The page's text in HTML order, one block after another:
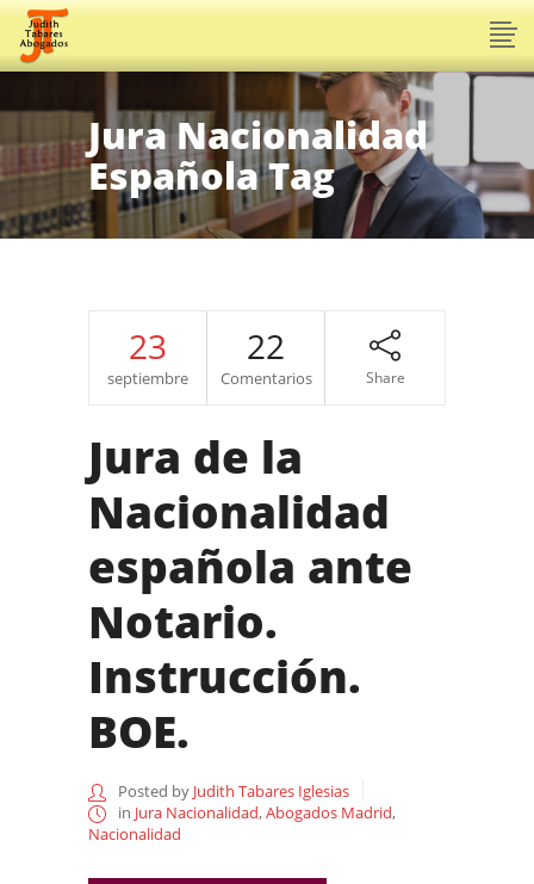
Jura Nacionalidad
Española Tag
23
septiembre
22
Comentarios Share
Jura de la
Nacionalidad
española ante
Notario.
Instrucción.
BOE.
Posted by Judith Tabares Iglesias
in Jura Nacionalidad,Abogados Madrid,
Nacionalidad